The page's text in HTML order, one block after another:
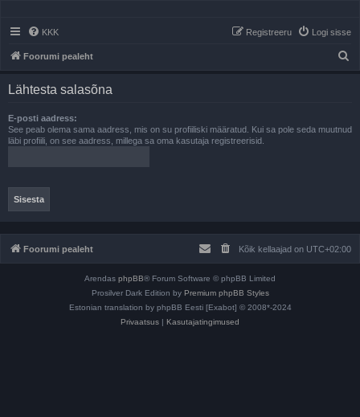
KKK Logi sisse
Registreeru
Foorumi pealeht
Lähtesta salasõna
E-posti aadress:
See peab olema sama aadress, mis on su profiiliski määratud. Kui sa pole seda muutnud
läbi profiili, on see aadress, millega sa oma kasutaja registreerisid.
Foorumi pealeht Kõik kellaajad on UTC+02:00
Arendas phpBB® Forum Software © phpBB Limited
Prosilver Dark Edition by Premium phpBB Styles
Estonian translation by phpBB Eesti [Exabot] © 2008*-2024
Privaatsus | Kasutajatingimused